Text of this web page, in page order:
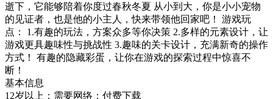
逝下，它能够陪着你度过春秋冬夏 从小到大，你是小小宠物
的见证者，也是他的小主人，快来带领他回家吧！ 游戏玩
点： 1.有趣的玩法，方案众多等你决策 2.多样的元素设计，让
游戏更具趣味性与挑战性 3.趣味的关卡设计，充满新奇的操作
方式！ 有趣的隐藏彩蛋，让你在游戏的探索过程中惊喜不
断！
基本信息
12岁以上；需要网络；付费下载